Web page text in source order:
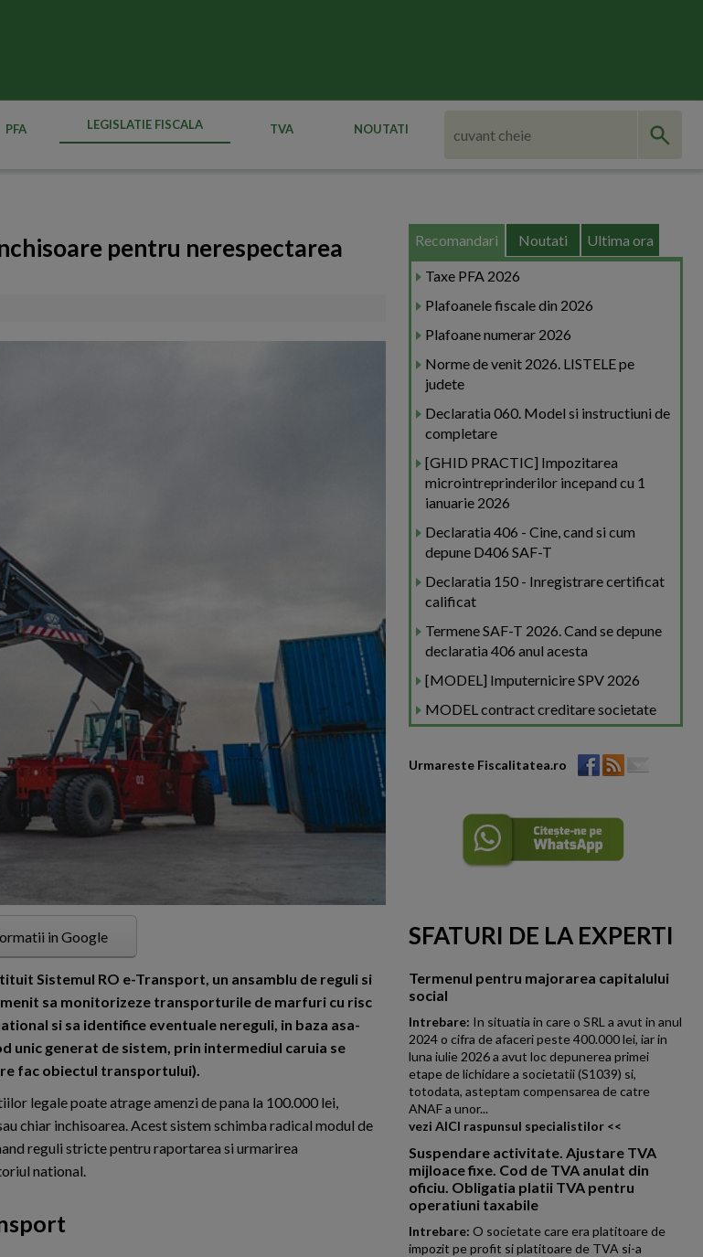
PFA LEGISLATIE FISCALA TVA NOUTATI
pentru nerespectarea
in Google
Sistemul RO e-Transport, un ansamblu de reguli si
sa monitorizeze transporturile de marfuri cu risc
si sa identifice eventuale nereguli, in baza asa-
unic generat de sistem, prin intermediul caruia se
fac obiectul transportului).
legale poate atrage amenzi de pana la 100.000 lei,
chiar inchisoarea. Acest sistem schimba radical modul de
reguli stricte pentru raportarea si urmarirea
national.
Recomandari Noutati Ultima ora
Taxe PFA 2026
Plafoanele fiscale din 2026
Plafoane numerar 2026
Norme de venit 2026. LISTELE pe
judete
Declaratia 060. Model si instructiuni de
completare
[GHID PRACTIC] Impozitarea
microintreprinderilor incepand cu 1
ianuarie 2026
Declaratia 406 - Cine, cand si cum
depune D406 SAF-T
Declaratia 150 - Inregistrare certificat
calificat
Termene SAF-T 2026. Cand se depune
declaratia 406 anul acesta
[MODEL] Imputernicire SPV 2026
MODEL contract creditare societate
Urmareste Fiscalitatea.ro
SFATURI DE LA EXPERTI
Termenul pentru majorarea capitalului
social
Intrebare: In situatia in care o SRL a avut in anul
2024 o cifra de afaceri peste 400.000 lei, iar in
luna iulie 2026 a avut loc depunerea primei
etape de lichidare a societatii (S1039) si,
totodata, asteptam compensarea de catre
ANAF a unor...
vezi AICI raspunsul specialistilor <<
Suspendare activitate. Ajustare TVA
mijloace fixe. Cod de TVA anulat din
oficiu. Obligatia platii TVA pentru
operatiuni taxabile
Intrebare: O societate care era platitoare de
impozit pe profit si platitoare de TVA si-a